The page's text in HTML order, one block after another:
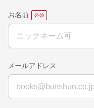
お名前
メールアドレス